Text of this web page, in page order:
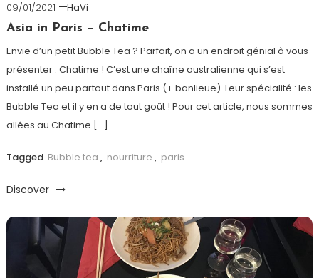
09/01/2021
HaVi
Asia in Paris – Chatime
Envie d’un petit Bubble Tea ? Parfait, on a un endroit génial à vous
présenter : Chatime ! C’est une chaîne australienne qui s’est
installé un peu partout dans Paris (+ banlieue). Leur spécialité : les
Bubble Tea et il y en a de tout goût ! Pour cet article, nous sommes
allées au Chatime […]
Tagged Bubble tea , nourriture , paris
Discover